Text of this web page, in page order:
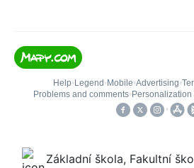
Základní škola, Fakultní